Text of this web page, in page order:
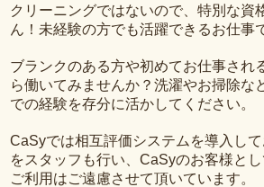
クリーニングではないので、特別な資
ん！未経験の方でも活躍できるお仕事
ブランクのある方や初めてお仕事され
ら働いてみませんか？洗濯やお掃除な
での経験を存分に活かしてください。
CaSyでは相互評価システムを導入し
をスタッフも行い、CaSyのお客様と
ご利用はご遠慮させて頂いています。